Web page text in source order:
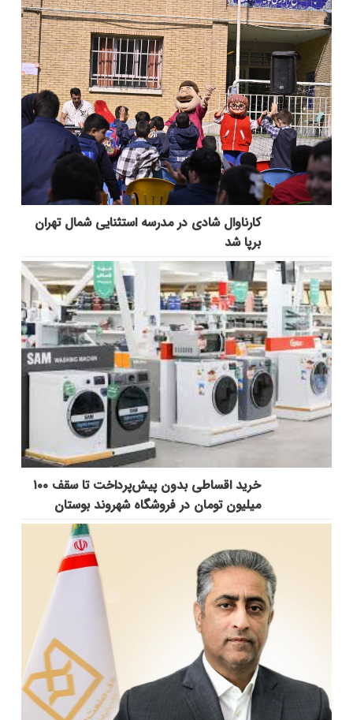
کارناوال شادی در مدرسه استثنایی شمال تهران
برپا شد
خرید اقساطی بدون پیش‌پرداخت تا سقف ۱۰۰
میلیون تومان در فروشگاه شهروند بوستان